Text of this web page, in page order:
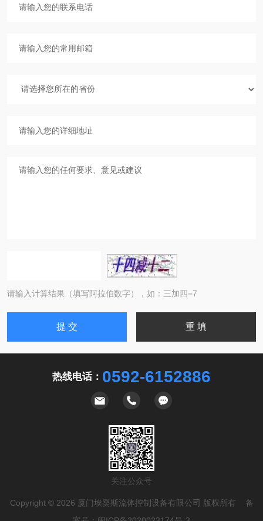
请输入计算结果（填写阿拉伯数字），如：三加四=7
热线电话： 0592-6152886
关注公众号
Copyright © 2026 厦门埃癸斯流体控制设备有限公司 版权所有 备